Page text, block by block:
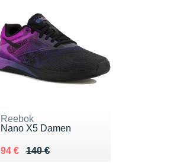
Reebok
Nano X5 Damen
140 €
Au lieu de 140 €
94 €
Vendu 94 €